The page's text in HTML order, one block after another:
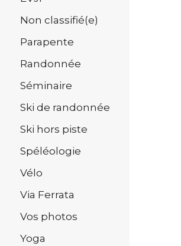
Non classifié(e)
Parapente
Randonnée
Séminaire
Ski de randonnée
Ski hors piste
Spéléologie
Vélo
Via Ferrata
Vos photos
Yoga